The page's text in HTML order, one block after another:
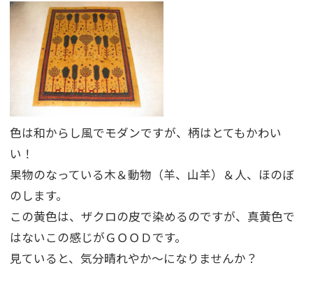
色は和からし風でモダンですが、柄はとてもかわい
い！
果物のなっている木＆動物（羊、山羊）＆人、ほのぼ
のします。
この黄色は、ザクロの皮で染めるのですが、真黄色で
はないこの感じがＧＯＯＤです。
見ていると、気分晴れやか〜になりませんか？